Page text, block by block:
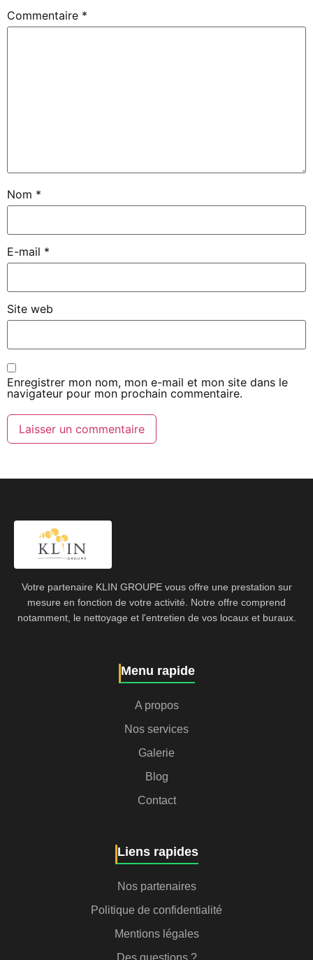
Commentaire *
Nom *
E-mail *
Site web
Enregistrer mon nom, mon e-mail et mon site dans le
navigateur pour mon prochain commentaire.
Votre partenaire KLIN GROUPE vous offre une prestation sur
mesure en fonction de votre activité. Notre offre comprend
notamment, le nettoyage et l'entretien de vos locaux et buraux.
Menu rapide
A propos
Nos services
Galerie
Blog
Contact
Liens rapides
Nos partenaires
Politique de confidentialité
Mentions légales